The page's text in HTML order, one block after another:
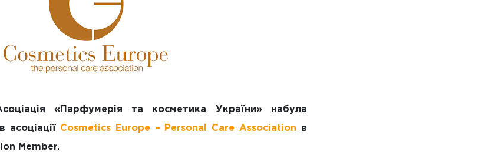
«Парфумерія та косметика України» набула
асоціації Cosmetics Europe – Personal Care Association в
Member.